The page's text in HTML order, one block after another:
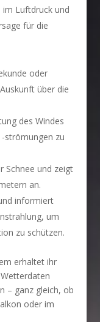
im Luftdruck und
für die
oder
über die
des Windes
strömungen zu
Schnee und zeigt
an.
informiert
um
zu schützen.
erhaltet ihr
– ganz gleich, ob
oder im